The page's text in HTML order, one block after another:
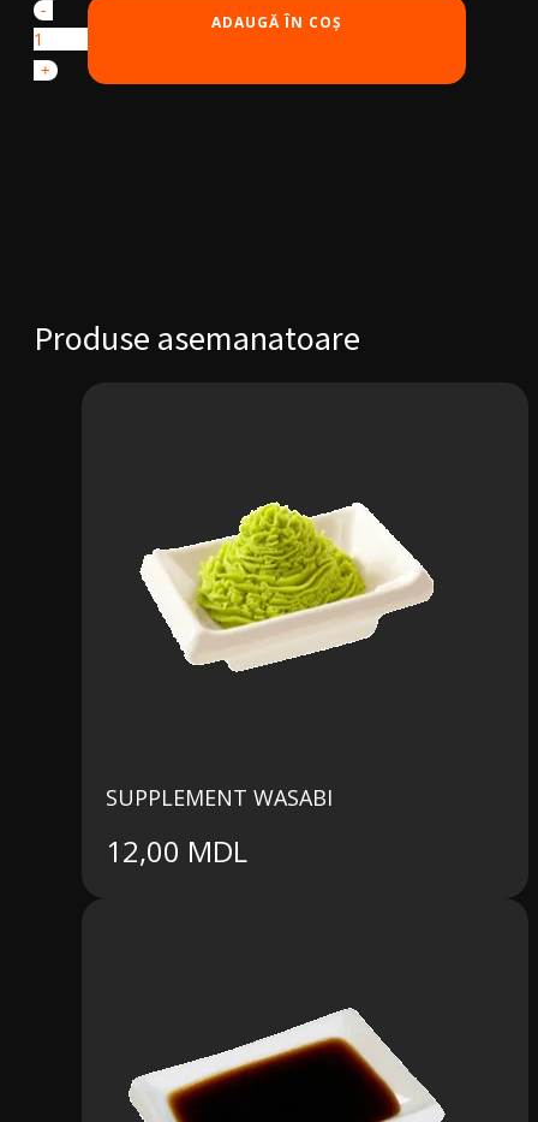
Cantitate
Supplement
sos
kimchi
-
+
ADAUGĂ ÎN COȘ
Produse asemanatoare
SUPPLEMENT WASABI
12,00 MDL